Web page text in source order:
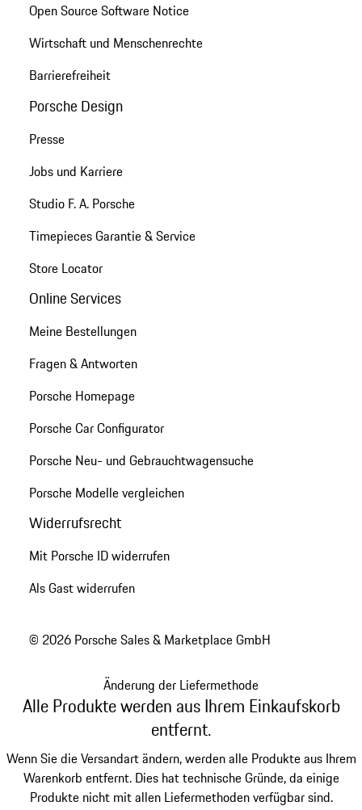
Open Source Software Notice
Wirtschaft und Menschenrechte
Barrierefreiheit
Porsche Design
Presse
Jobs und Karriere
Studio F. A. Porsche
Timepieces Garantie & Service
Store Locator
Online Services
Meine Bestellungen
Fragen & Antworten
Porsche Homepage
Porsche Car Configurator
Porsche Neu- und Gebrauchtwagensuche
Porsche Modelle vergleichen
Widerrufsrecht
Mit Porsche ID widerrufen
Als Gast widerrufen
© 2026 Porsche Sales & Marketplace GmbH
Änderung der Liefermethode
Alle Produkte werden aus Ihrem Einkaufskorb
entfernt.
Wenn Sie die Versandart ändern, werden alle Produkte aus Ihrem
Warenkorb entfernt. Dies hat technische Gründe, da einige
Produkte nicht mit allen Liefermethoden verfügbar sind.